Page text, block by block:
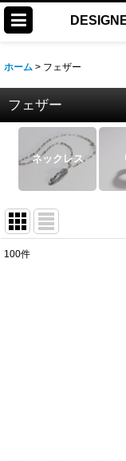
ホーム > フェザー
フェザー
ネックレス
100件